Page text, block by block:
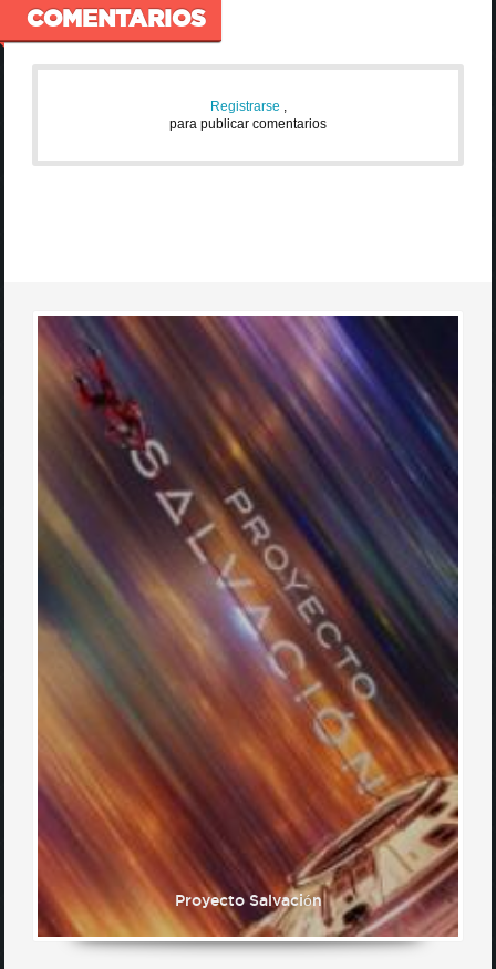
COMENTARIOS
Registrarse ,
para publicar comentarios
Proyecto Salvación